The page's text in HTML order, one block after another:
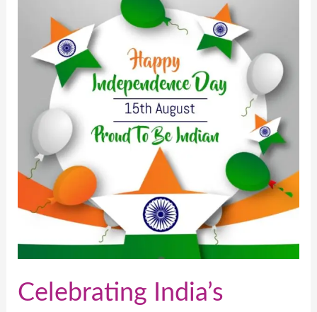
Celebrating India’s
Independence
Day:
Journey
and
Unity